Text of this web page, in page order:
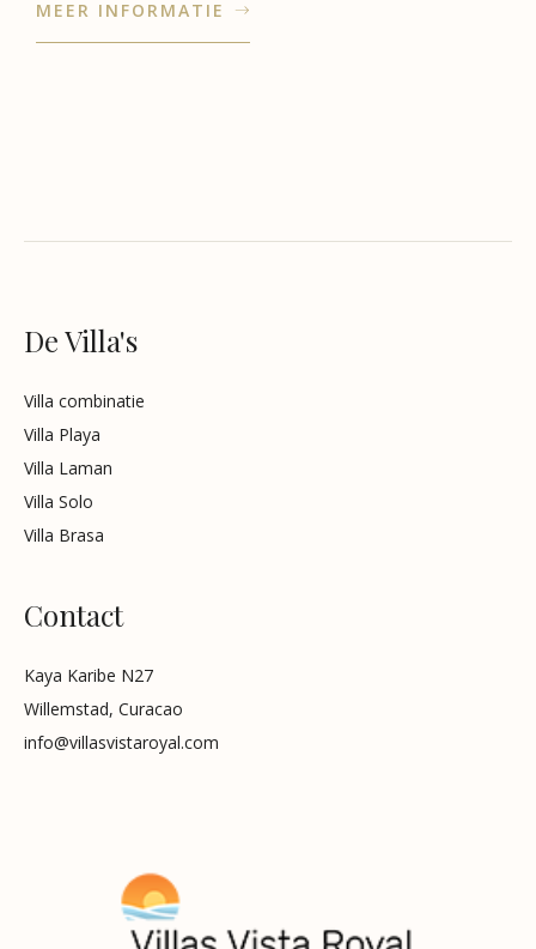
MEER INFORMATIE
De Villa's
Villa combinatie
Villa Playa
Villa Laman
Villa Solo
Villa Brasa
Contact
Kaya Karibe N27
Willemstad, Curacao
info@villasvistaroyal.com